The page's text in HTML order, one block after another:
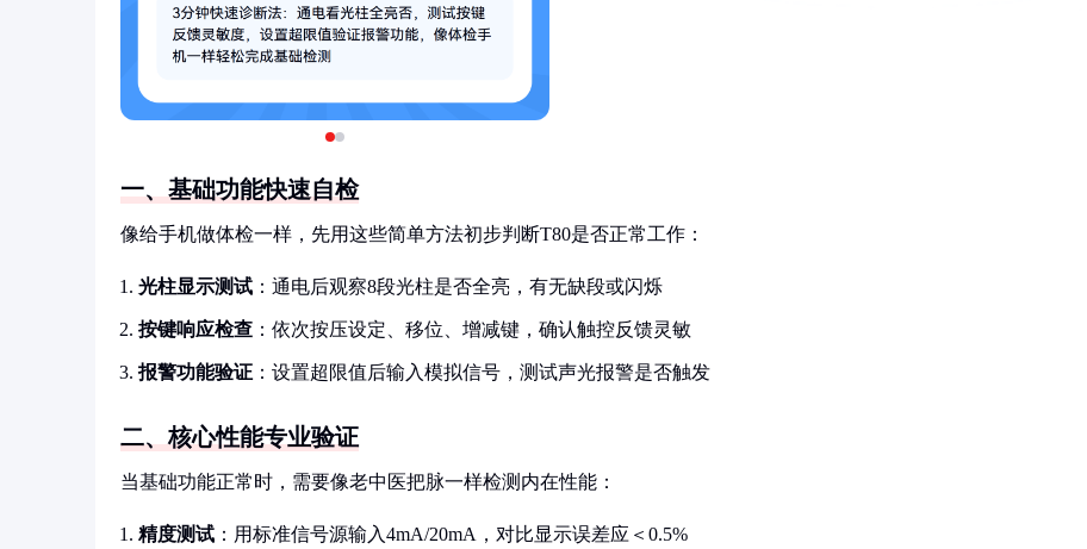
一、基础功能快速自检
像给手机做体检一样，先用这些简单方法初步判断T80是否正常工作：
光柱显示测试 ：通电后观察8段光柱是否全亮，有无缺段或闪烁
按键响应检查 ：依次按压设定、移位、增减键，确认触控反馈灵敏
报警功能验证 ：设置超限值后输入模拟信号，测试声光报警是否触发
二、核心性能专业验证
当基础功能正常时，需要像老中医把脉一样检测内在性能：
精度测试 ：用标准信号源输入4mA/20mA，对比显示误差应＜0.5%